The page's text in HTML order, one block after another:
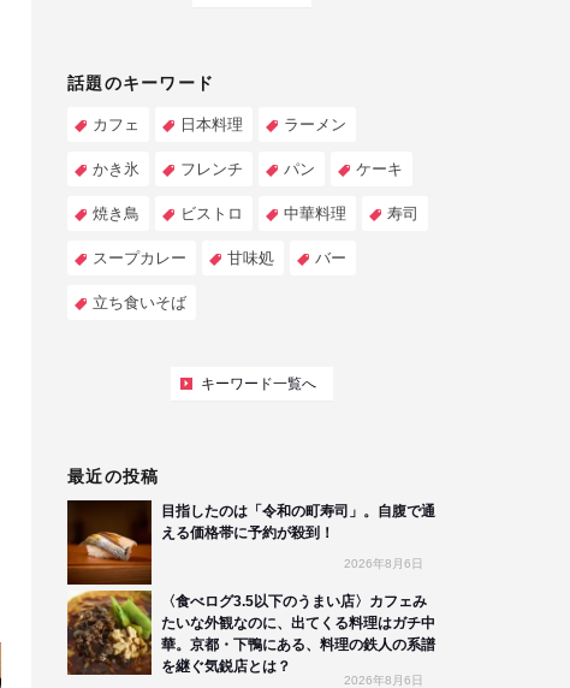
話題のキーワード
カフェ 日本料理 ラーメン
かき氷 フレンチ パン ケーキ
焼き鳥 ビストロ 中華料理 寿司
スープカレー 甘味処 バー
立ち食いそば
キーワード一覧へ
最近の投稿
目指したのは「令和の町寿司」。自腹で通
える価格帯に予約が殺到！
2026年8月6日
〈食べログ3.5以下のうまい店〉カフェみ
たいな外観なのに、出てくる料理はガチ中
華。京都・下鴨にある、料理の鉄人の系譜
を継ぐ気鋭店とは？
2026年8月6日